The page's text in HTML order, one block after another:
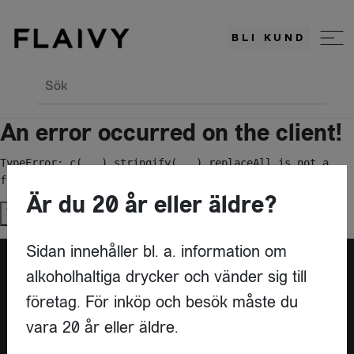
BLI KUND
Sök
An error occurred on the client!
TypeError: c(...).stringify(...).replaceAll is not a
function
Try again
Är du leverantör?
Är du 20 år eller äldre?
Sidan innehåller bl. a. information om
alkoholhaltiga drycker och vänder sig till
företag. För inköp och besök måste du
vara 20 år eller äldre.